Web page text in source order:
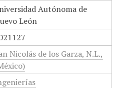
Autónoma de
León
Nicolás de los Garza, N.L.,